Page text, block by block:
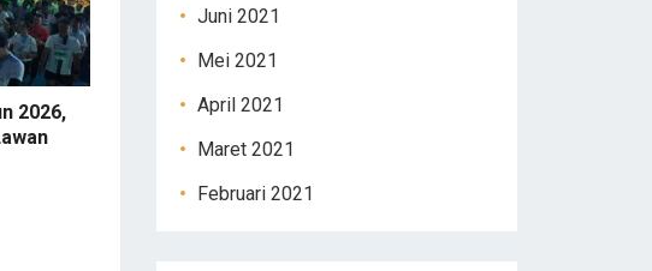
2026,
Juni 2021
Mei 2021
April 2021
Maret 2021
Februari 2021